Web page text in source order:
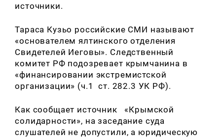
источники.
Тараса Кузьо российские СМИ называют
«основателем ялтинского отделения
Свидетелей Иеговы». Следственный
комитет РФ подозревает крымчанина в
«финансировании экстремистской
организации» (ч.1 ст. 282.3 УК РФ).
Как сообщает источник «Крымской
солидарности», на заседание суда
слушателей не допустили, а юридическую